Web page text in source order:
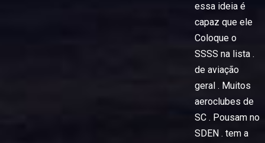
essa ideia é
capaz que ele
Coloque o
SSSS na lista .
de aviação
geral . Muitos
aeroclubes de
SC . Pousam no
SDEN . tem a